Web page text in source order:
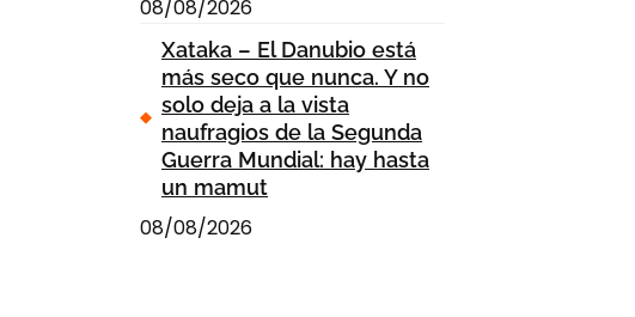
08/08/2026
Xataka – El Danubio está
más seco que nunca. Y no
solo deja a la vista
naufragios de la Segunda
Guerra Mundial: hay hasta
un mamut
08/08/2026